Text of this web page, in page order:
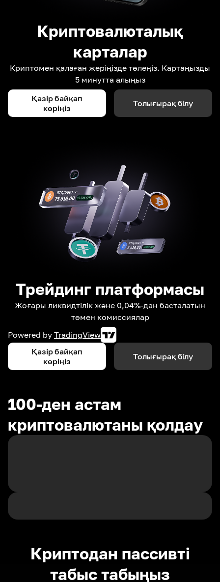
Криптовалюталық
карталар
Криптомен қалаған жеріңізде төлеңіз. Картаңызды
5 минутта алыңыз
Қазір байқап
көріңіз
Толығырақ білу
Трейдинг платформасы
Жоғары ликвидтілік және 0,04%-дан басталатын
төмен комиссиялар
Powered by TradingView
Қазір байқап
көріңіз
Толығырақ білу
100-ден астам
криптовалютаны қолдау
Криптодан пассивті
табыс табыңыз